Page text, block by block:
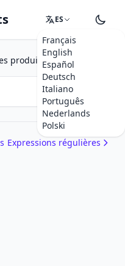
ES
Français
English
Español
Deutsch
Italiano
Português
Nederlands
Polski
produits
Expressions régulières